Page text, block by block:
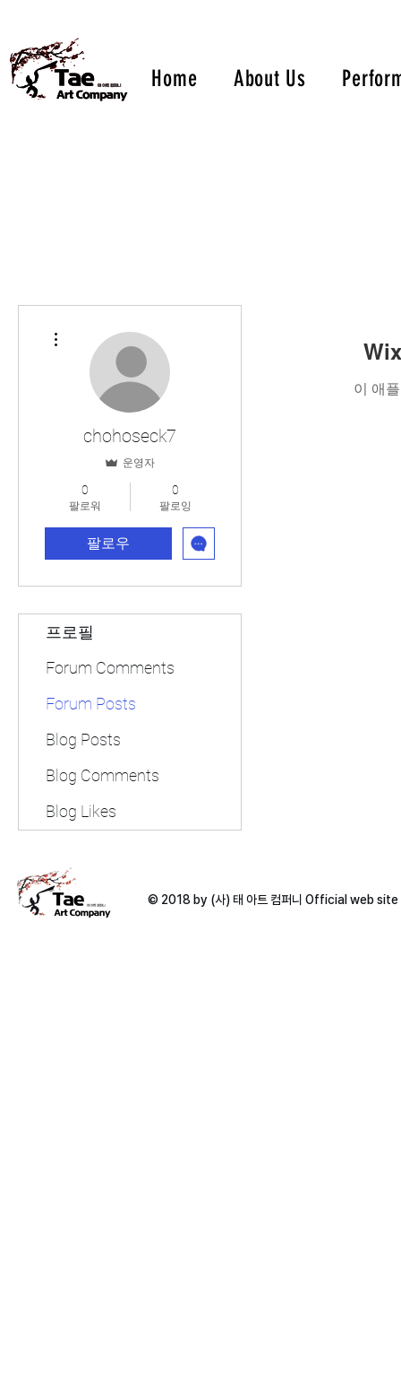
Home About Us
이 애
chohoseck7
운영자
0
팔로워
0
팔로잉
팔로우
프로필
Forum Comments
Forum Posts
Blog Posts
Blog Comments
Blog Likes
© 2018 by (사) 태 아트 컴퍼니 Official web site